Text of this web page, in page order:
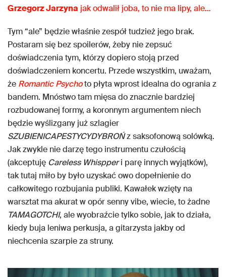
Grzegorz Jarzyna jak odwalił joba, to nie ma lipy, ale…
Tym “ale” będzie właśnie zespół tudzież jego brak.
Postaram się bez spoilerów, żeby nie zepsuć
doświadczenia tym, którzy dopiero stoją przed
doświadczeniem koncertu. Przede wszystkim, uważam,
że Romantic Psychoto płyta wprost idealna do ogrania z
bandem. Mnóstwo tam mięsa do znacznie bardziej
rozbudowanej formy, a koronnym argumentem niech
będzie wyślizgany już szlagier
SZUBIENICAPESTYCYDYBROŃz saksofonową solówką.
Jak zwykle nie darzę tego instrumentu czułością
(akceptuję Careless Whispperi parę innych wyjątków),
tak tutaj miło by było uzyskać owo dopełnienie do
całkowitego rozbujania publiki. Kawałek wzięty na
warsztat ma akurat w opór senny vibe, wiecie, to żadne
TAMAGOTCHI, ale wyobraźcie tylko sobie, jak to działa,
kiedy buja leniwa perkusja, a gitarzysta jakby od
niechcenia szarpie za struny.